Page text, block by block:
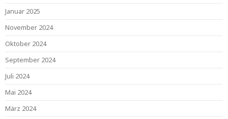
Januar 2025
November 2024
Oktober 2024
September 2024
Juli 2024
Mai 2024
März 2024